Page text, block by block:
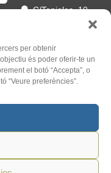
per obtenir
és poder oferir-te un
el botó “Accepta”, o
“Veure preferències”.
C/Tapioles, 10
93 505 86 86
hola@acocat.org